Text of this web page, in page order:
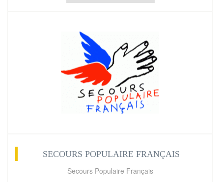
SECOURS POPULAIRE FRANÇAIS
Secours Populaire Français